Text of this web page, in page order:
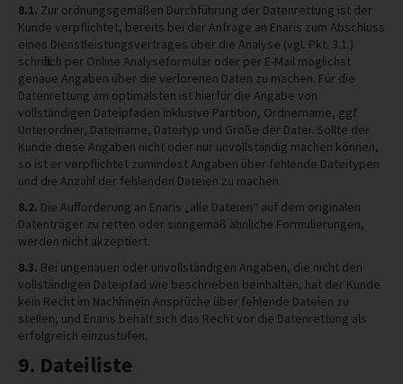
8.1. Zur ordnungsgemäßen Durchführung der Datenrettung ist der
Kunde verpflichtet, bereits bei der Anfrage an Enaris zum Abschluss
eines Dienstleistungsvertrages über die Analyse (vgl. Pkt. 3.1.)
schriftlich per Online Analyseformular oder per E-Mail möglichst
genaue Angaben über die verlorenen Daten zu machen. Für die
Datenrettung am optimalsten ist hierfür die Angabe von
vollständigen Dateipfaden inklusive Partition, Ordnername, ggf.
Unterordner, Dateiname, Dateityp und Größe der Datei. Sollte der
Kunde diese Angaben nicht oder nur unvollständig machen können,
so ist er verpflichtet zumindest Angaben über fehlende Dateitypen
und die Anzahl der fehlenden Dateien zu machen.
8.2. Die Aufforderung an Enaris „alle Dateien“ auf dem originalen
Datenträger zu retten oder sinngemäß ähnliche Formulierungen,
werden nicht akzeptiert.
8.3. Bei ungenauen oder unvollständigen Angaben, die nicht den
vollständigen Dateipfad wie beschrieben beinhalten, hat der Kunde
kein Recht im Nachhinein Ansprüche über fehlende Dateien zu
stellen, und Enaris behält sich das Recht vor die Datenrettung als
erfolgreich einzustufen.
9. Dateiliste